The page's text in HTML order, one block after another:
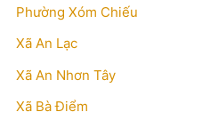
Phường Xóm Chiếu
Xã An Lạc
Xã An Nhơn Tây
Xã Bà Điểm